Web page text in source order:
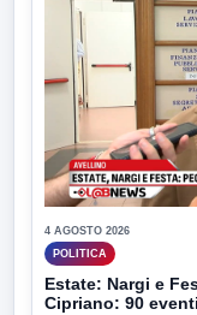
4 AGOSTO 2026
POLITICA
Estate: Nargi e
Cipriano: 90